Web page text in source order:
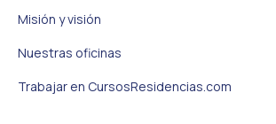
Misión y visión
Nuestras oficinas
Trabajar en CursosResidencias.com